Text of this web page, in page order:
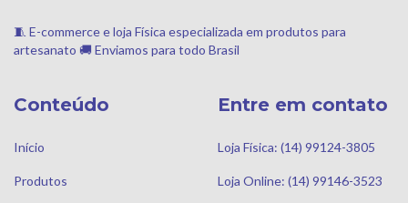
🧵 E-commerce e loja Física especializada em produtos para
artesanato 🚚 Enviamos para todo Brasil
Conteúdo
Início
Produtos
Entre em contato
Loja Física: (14) 99124-3805
Loja Online: (14) 99146-3523